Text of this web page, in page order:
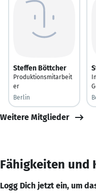
Steffen Böttcher
Produktionsmitarbeit
er
Berlin
Weitere Mitglieder
Fähigkeiten und
Logg Dich jetzt ein, um